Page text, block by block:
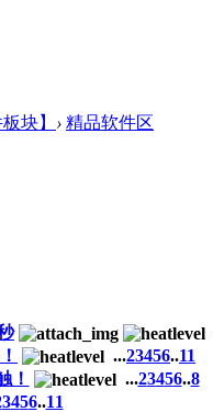
块】 › 精品软件区
...23456..11
！ ...23456..8
3456..11